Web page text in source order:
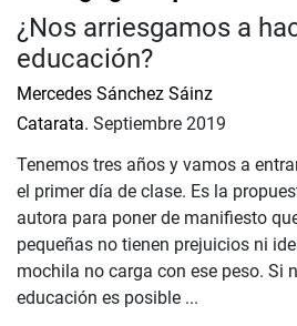
¿Nos arriesgamos a
educación?
Mercedes Sánchez Sáinz
Catarata. Septiembre 2019
Tenemos tres años y vamos a
el primer día de clase. Es la
autora para poner de manifiesto
pequeñas no tienen prejuicios ni
mochila no carga con ese peso. Si
educación es posible ...